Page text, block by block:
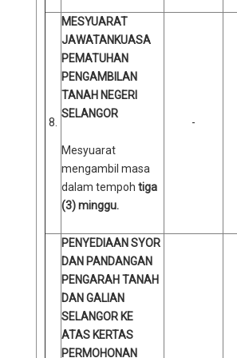
8.
MESYUARAT
JAWATANKUASA
PEMATUHAN
PENGAMBILAN
TANAH NEGERI
SELANGOR
Mesyuarat
mengambil masa
dalam tempoh tiga
(3) minggu.
-
PENYEDIAAN SYOR
DAN PANDANGAN
PENGARAH TANAH
DAN GALIAN
SELANGOR KE
ATAS KERTAS
PERMOHONAN